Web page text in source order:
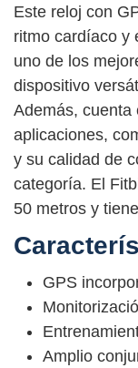
Este reloj con
ritmo cardíaco y
uno de los
dispositivo
Además, cuenta
aplicaciones,
y su calidad de
categoría. El
50 metros y
GPS
Amplio